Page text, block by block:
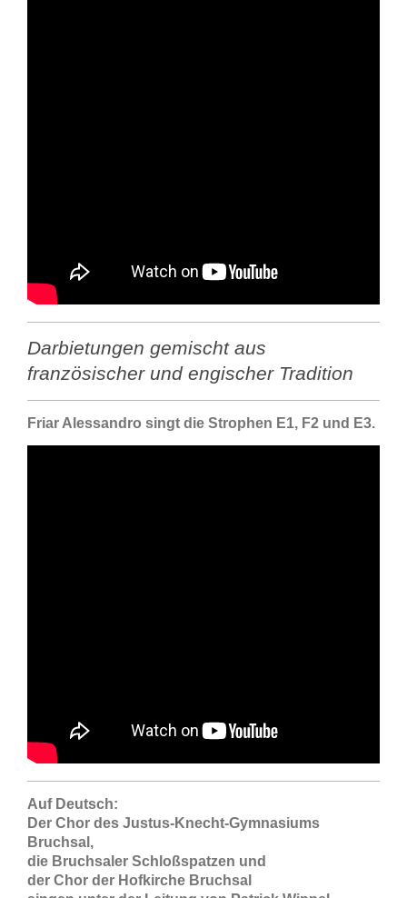
Darbietungen gemischt aus
französischer und engischer Tradition
Friar Alessandro singt die Strophen E1, F2 und E3.
Auf Deutsch:
Der Chor des Justus-Knecht-Gymnasiums
Bruchsal,
die Bruchsaler Schloßspatzen und
der Chor der Hofkirche Bruchsal